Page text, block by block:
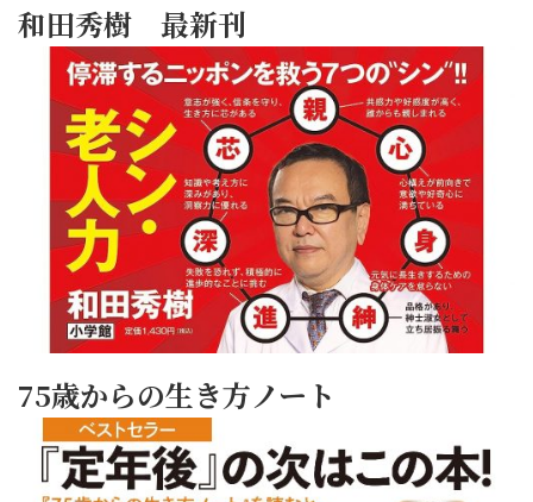
和田秀樹 最新刊
75歳からの生き方ノート